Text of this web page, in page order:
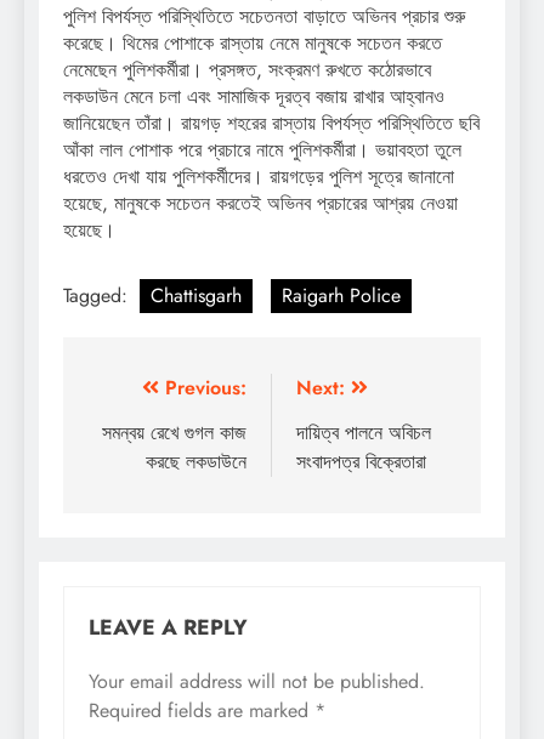
পুলিশ বিপর্যস্ত পরিস্থিতিতে সচেতনতা বাড়াতে অভিনব প্রচার শুরু
করেছে। থিমের পোশাকে রাস্তায় নেমে মানুষকে সচেতন করতে
নেমেছেন পুলিশকর্মীরা। প্রসঙ্গত, সংক্রমণ রুখতে কঠোরভাবে
লকডাউন মেনে চলা এবং সামাজিক দূরত্ব বজায় রাখার আহ্বানও
জানিয়েছেন তাঁরা। রায়গড় শহরের রাস্তায় বিপর্যস্ত পরিস্থিতিতে ছবি
আঁকা লাল পোশাক পরে প্রচারে নামে পুলিশকর্মীরা। ভয়াবহতা তুলে
ধরতেও দেখা যায় পুলিশকর্মীদের। রায়গড়ের পুলিশ সূত্রে জানানো
হয়েছে, মানুষকে সচেতন করতেই অভিনব প্রচারের আশ্রয় নেওয়া
হয়েছে।
Tagged: Chattisgarh Raigarh Police
navigation
Previous:
সমন্বয় রেখে গুগল কাজ
করছে লকডাউনে
Next:
দায়িত্ব পালনে অবিচল
সংবাদপত্র বিক্রেতারা
LEAVE A REPLY
Your email address will not be published.
Required fields are marked *